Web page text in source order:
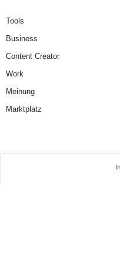
Tools
Business
Content Creator
Work
Meinung
Marktplatz